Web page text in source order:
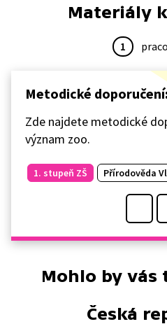
Materiály
1
Metodické
Zde najdete metodické
význam zoo.
1. stupeň ZŠ Přírodověda
Mohlo by vás
Česká